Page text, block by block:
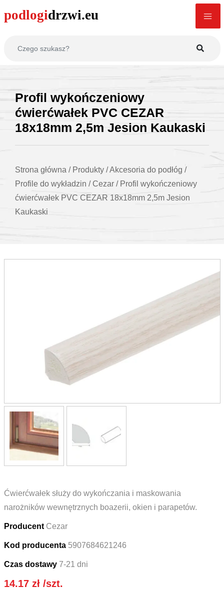
Profil wykończeniowy
ćwierćwałek PVC CEZAR
18x18mm 2,5m Jesion Kaukaski
Strona główna / Produkty /Akcesoria do podłóg /
Profile do wykładzin / Cezar / Profil wykończeniowy
ćwierćwałek PVC CEZAR 18x18mm 2,5m Jesion
Kaukaski
Ćwierćwałek służy do wykończania i maskowania
narożników wewnętrznych boazerii, okien i parapetów.
Producent Cezar
Kod producenta 5907684621246
Czas dostawy 7-21 dni
14.17 zł/szt.